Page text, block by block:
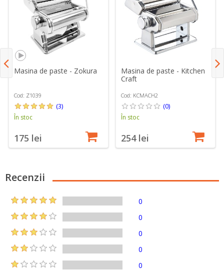
Masina de paste - Zokura
Cod: Z1039
(3)
În stoc
175 lei
Masina de paste - Kitchen
Craft
Cod: KCMACH2
(0)
În stoc
254 lei
Recenzii
0
0
0
0
0